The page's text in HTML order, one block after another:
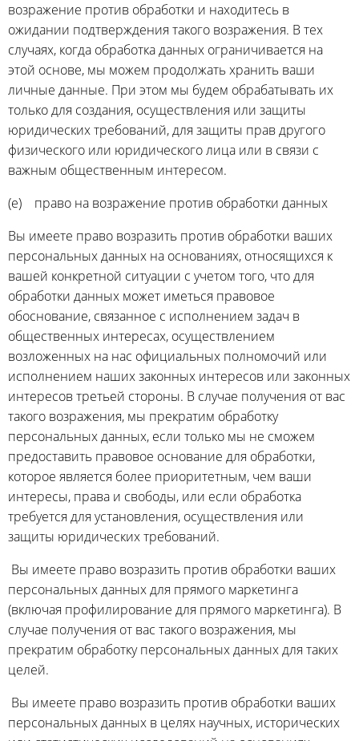
возражение против обработки и находитесь в
ожидании подтверждения такого возражения. В тех
случаях, когда обработка данных ограничивается на
этой основе, мы можем продолжать хранить ваши
личные данные. При этом мы будем обрабатывать их
только для создания, осуществления или защиты
юридических требований, для защиты прав другого
физического или юридического лица или в связи с
важным общественным интересом.
(e) право на возражение против обработки данных
Вы имеете право возразить против обработки ваших
персональных данных на основаниях, относящихся к
вашей конкретной ситуации с учетом того, что для
обработки данных может иметься правовое
обоснование, связанное с исполнением задач в
общественных интересах, осуществлением
возложенных на нас официальных полномочий или
исполнением наших законных интересов или законных
интересов третьей стороны. В случае получения от вас
такого возражения, мы прекратим обработку
персональных данных, если только мы не сможем
предоставить правовое основание для обработки,
которое является более приоритетным, чем ваши
интересы, права и свободы, или если обработка
требуется для установления, осуществления или
защиты юридических требований.
Вы имеете право возразить против обработки ваших
персональных данных для прямого маркетинга
(включая профилирование для прямого маркетинга). В
случае получения от вас такого возражения, мы
прекратим обработку персональных данных для таких
целей.
Вы имеете право возразить против обработки ваших
персональных данных в целях научных, исторических